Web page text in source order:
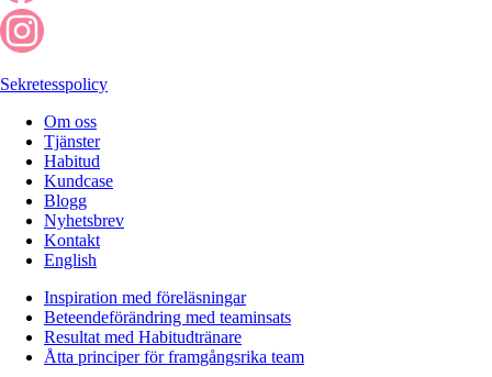
Sekretesspolicy
Om oss
Tjänster
Habitud
Kundcase
Blogg
Nyhetsbrev
Kontakt
English
Inspiration med föreläsningar
Beteendeförändring med teaminsats
Resultat med Habitudtränare
Åtta principer för framgångsrika team